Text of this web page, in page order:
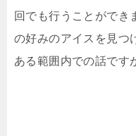
回でも行うことができ
の好みのアイスを見つ
ある範囲内での話です